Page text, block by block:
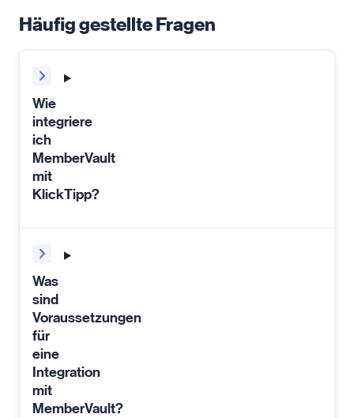
Häufig gestellte Fragen
Wie
integriere
ich
MemberVault
mit
KlickTipp?
Was
sind
Voraussetzungen
für
eine
Integration
mit
MemberVault?